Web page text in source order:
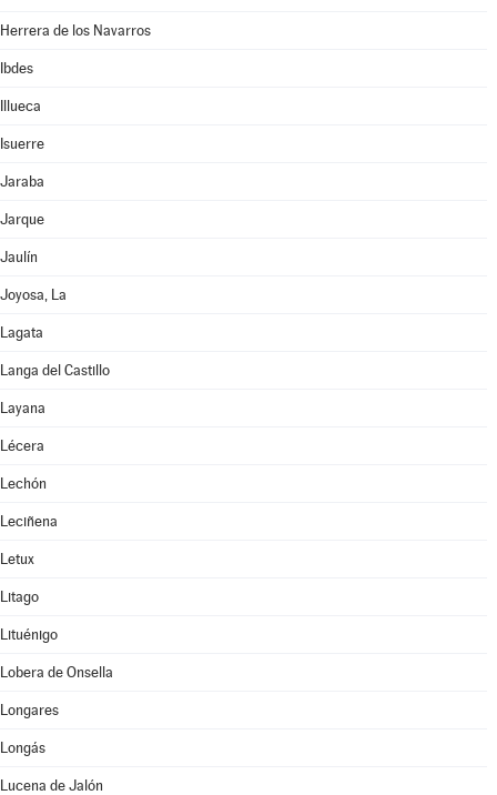
Herrera de los Navarros
Ibdes
Illueca
Isuerre
Jaraba
Jarque
Jaulín
Joyosa, La
Lagata
Langa del Castillo
Layana
Lécera
Lechón
Leciñena
Letux
Litago
Lituénigo
Lobera de Onsella
Longares
Longás
Lucena de Jalón